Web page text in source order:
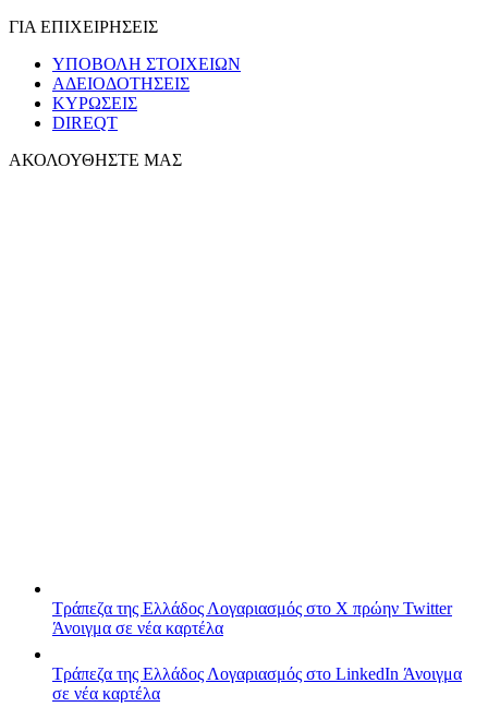
ΓΙΑ ΕΠΙΧΕΙΡΗΣΕΙΣ
ΥΠΟΒΟΛΗ ΣΤΟΙΧΕΙΩΝ
ΑΔΕΙΟΔΟΤΗΣΕΙΣ
ΚΥΡΩΣΕΙΣ
DIREQT
ΑΚΟΛΟΥΘΗΣΤΕ ΜΑΣ
Τράπεζα της Ελλάδος Λογαριασμός στο X πρώην Twitter
Άνοιγμα σε νέα καρτέλα
Τράπεζα της Ελλάδος Λογαριασμός στο LinkedIn Άνοιγμα
σε νέα καρτέλα